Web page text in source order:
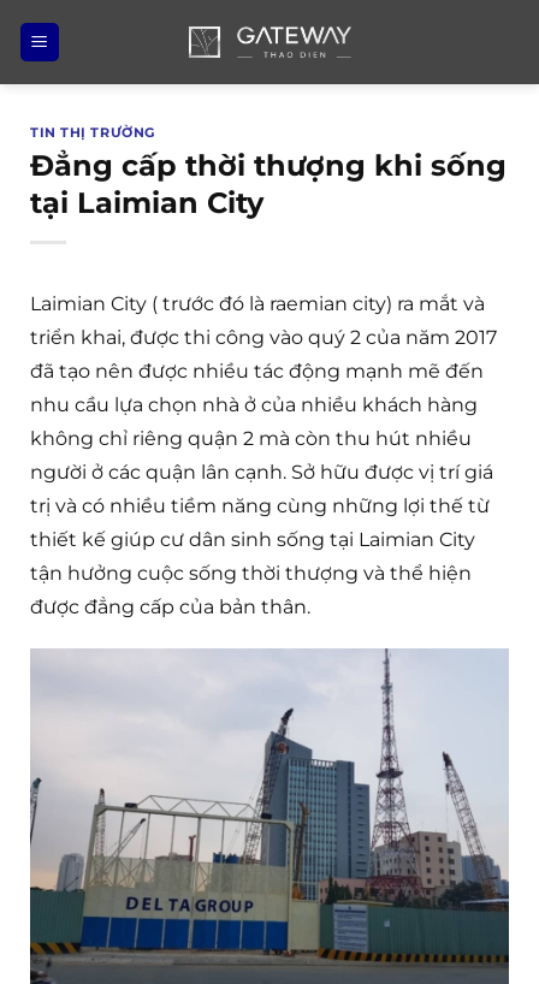
qua
nội
TIN THỊ TRƯỜNG
Đẳng cấp thời thượng khi sống
tại Laimian City
Laimian City ( trước đó là raemian city) ra mắt và
triển khai, được thi công vào quý 2 của năm 2017
đã tạo nên được nhiều tác động mạnh mẽ đến
nhu cầu lựa chọn nhà ở của nhiều khách hàng
không chỉ riêng quận 2 mà còn thu hút nhiều
người ở các quận lân cạnh. Sở hữu được vị trí giá
trị và có nhiều tiềm năng cùng những lợi thế từ
thiết kế giúp cư dân sinh sống tại Laimian City
tận hưởng cuộc sống thời thượng và thể hiện
được đẳng cấp của bản thân.